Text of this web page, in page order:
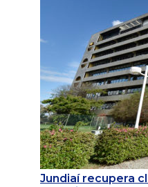
Jundiaí recupera